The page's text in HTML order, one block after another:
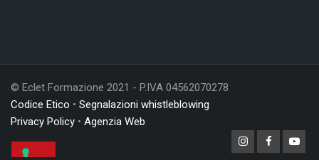
© Eclet Formazione 2021 - P.IVA 04562070278
Codice Etico • Segnalazioni whistleblowing
Privacy Policy • Agenzia Web